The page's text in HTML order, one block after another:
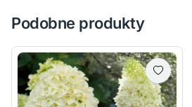
Podobne produkty